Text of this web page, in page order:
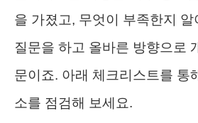
을 가졌고, 무엇이 부족한지
질문을 하고 올바른 방향으로
문이죠. 아래 체크리스트를 통
소를 점검해 보세요.